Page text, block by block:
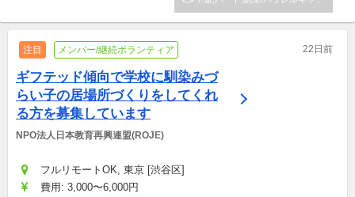
注目 メンバー/継続ボランティア 22日前
ギフテッド傾向で学校に馴染みづ
らい子の居場所づくりをしてくれ
る方を募集しています
NPO法人日本教育再興連盟(ROJE)
フルリモートOK, 東京 [渋谷区]
費用: 3,000〜6,000円